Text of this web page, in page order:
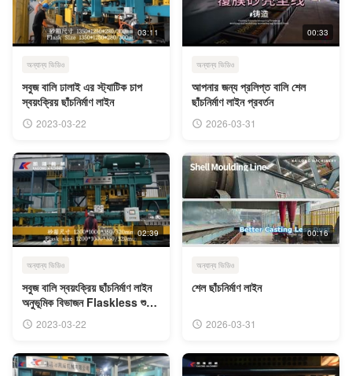
03:11
অন্যান্য ভিডিও
সবুজ বালি ঢালাই এর স্ট্যাটিক চাপ
স্বয়ংক্রিয় ছাঁচনির্মাণ লাইন
2023-03-22
00:33
অন্যান্য ভিডিও
আপনার জন্য প্রলিপ্ত বালি শেল
ছাঁচনির্মাণ লাইন প্রবর্তন
2026-03-31
02:39
অন্যান্য ভিডিও
সবুজ বালি স্বয়ংক্রিয় ছাঁচনির্মাণ লাইন
অনুভূমিক বিভাজন Flaskless শুটিং
স্কুইজিং2023-03-22
00:16
অন্যান্য ভিডিও
শেল ছাঁচনির্মাণ লাইন
2026-03-31